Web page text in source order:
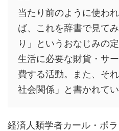
当たり前のように使わ
ば、これを辞書で見て
り」というおなじみの
生活に必要な財貨・サ
費する活動。また、そ
社会関係」と書かれてい
経済人類学者カール・ポ